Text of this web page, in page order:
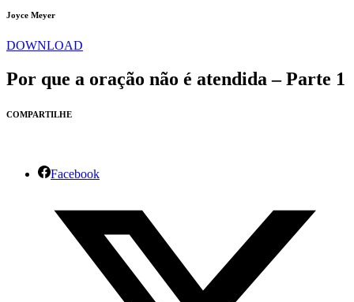
Joyce Meyer
DOWNLOAD
Por que a oração não é atendida – Parte 1
COMPARTILHE
Facebook